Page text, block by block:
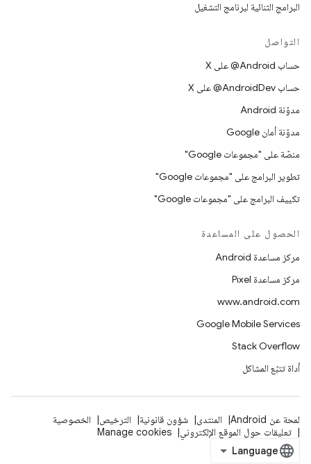
البرامج الثنائية لبرنامج التشغيل
التواصل
حساب ‎@Android على X
حساب ‎@AndroidDev على X
مدوّنة Android
مدوّنة أمان Google
منصّة على "مجموعات Google"
تطوير البرامج على "مجموعات Google"
تكييف البرامج على "مجموعات Google"
الحصول على المساعدة
مركز مساعدة Android
مركز مساعدة Pixel
www.android.com
Google Mobile Services
Stack Overflow
أداة تتبّع المشاكل
لمحة عن Android المنتدى شؤون قانونية الترخيص
الخصوصية
تعليقات حول الموقع الإلكتروني
Manage cookies